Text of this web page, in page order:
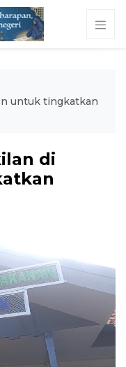
untuk tingkatkan
di